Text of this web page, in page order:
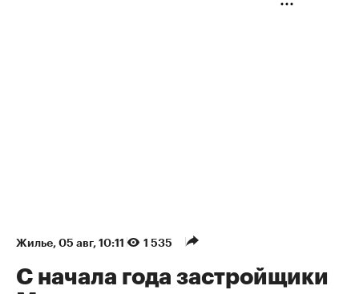
Жилье⁠, 05 авг, 10:11 1 535
С начала года застройщики